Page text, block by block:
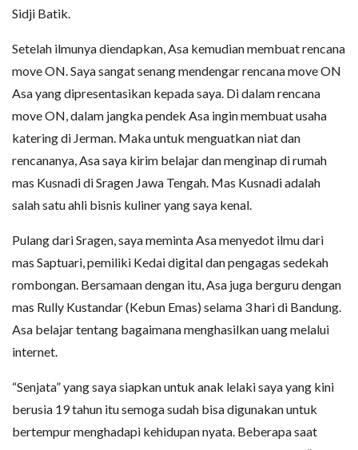
Sidji Batik.
Setelah ilmunya diendapkan, Asa kemudian membuat rencana
move ON. Saya sangat senang mendengar rencana move ON
Asa yang dipresentasikan kepada saya. Di dalam rencana
move ON, dalam jangka pendek Asa ingin membuat usaha
katering di Jerman. Maka untuk menguatkan niat dan
rencananya, Asa saya kirim belajar dan menginap di rumah
mas Kusnadi di Sragen Jawa Tengah. Mas Kusnadi adalah
salah satu ahli bisnis kuliner yang saya kenal.
Pulang dari Sragen, saya meminta Asa menyedot ilmu dari
mas Saptuari, pemiliki Kedai digital dan pengagas sedekah
rombongan. Bersamaan dengan itu, Asa juga berguru dengan
mas Rully Kustandar (Kebun Emas) selama 3 hari di Bandung.
Asa belajar tentang bagaimana menghasilkan uang melalui
internet.
“Senjata” yang saya siapkan untuk anak lelaki saya yang kini
berusia 19 tahun itu semoga sudah bisa digunakan untuk
bertempur menghadapi kehidupan nyata. Beberapa saat